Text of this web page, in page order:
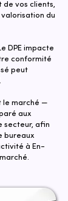
de vos clients,
du
DPE impacte
conformité
peut
le marché —
aux
secteur, afin
bureaux
à En-